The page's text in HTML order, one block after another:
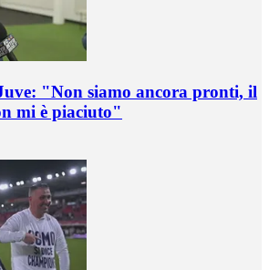
"Non siamo ancora pronti, il
mi è piaciuto"